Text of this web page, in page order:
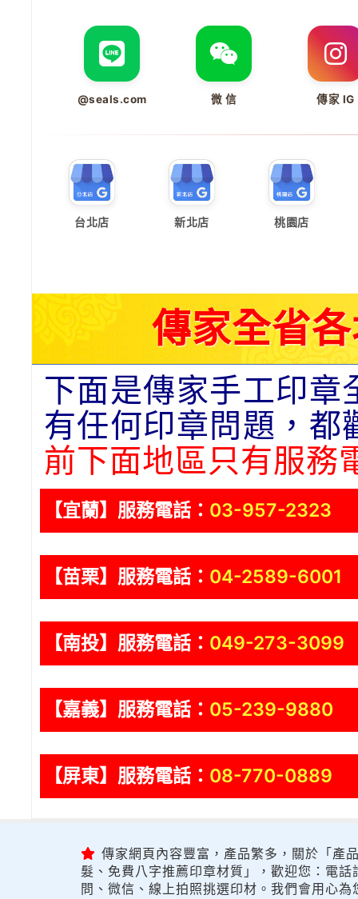
@seals.com 微 信 傳家 IG
台北店 新北店 桃園店
傳家全省
下面是傳家手工印章
有任何印章問題，都
前下面地區只有服務
【宜蘭】服務電話： 03-957-2323
【苗栗】服務電話： 04-2589-6001
【南投】服務電話： 049-273-3099
【嘉義】服務電話： 05-239-9880
【屏東】服務電話： 08-770-0889
傳家網頁內容豐富，產品繁多，關於「產
髮、免費八字推薦印章材質」，歡迎您：電
問、微信、線上拍照挑選印材。我們會用心